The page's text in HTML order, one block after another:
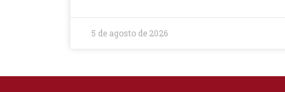
5 de agosto de 2026